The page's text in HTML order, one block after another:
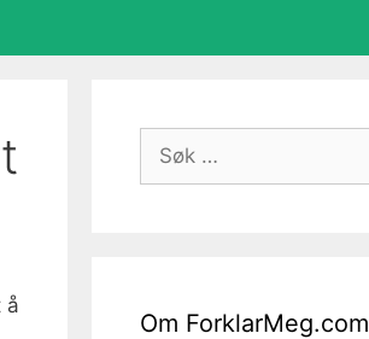
å
Søk
etter:
Om ForklarMeg.com